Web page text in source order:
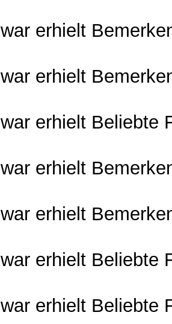
war erhielt
war erhielt
war erhielt Beliebte
war erhielt
war erhielt
war erhielt Beliebte
war erhielt Beliebte